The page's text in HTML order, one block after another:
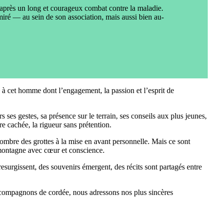
un long et courageux combat contre la maladie.
— au sein de son association, mais aussi bien au-
cet homme dont l’engagement, la passion et l’esprit de
ses gestes, sa présence sur le terrain, ses conseils aux plus jeunes,
cachée, la rigueur sans prétention.
des grottes à la mise en avant personnelle. Mais ce sont
avec cœur et conscience.
des souvenirs émergent, des récits sont partagés entre
de cordée, nous adressons nos plus sincères